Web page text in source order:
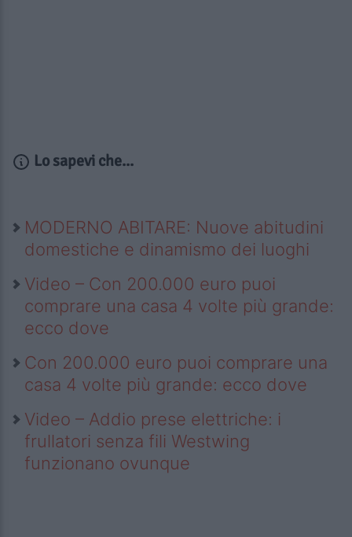
Lo sapevi che...
MODERNO ABITARE: Nuove abitudini
domestiche e dinamismo dei luoghi
Video – Con 200.000 euro puoi
comprare una casa 4 volte più grande:
ecco dove
Con 200.000 euro puoi comprare una
casa 4 volte più grande: ecco dove
Video – Addio prese elettriche: i
frullatori senza fili Westwing
funzionano ovunque